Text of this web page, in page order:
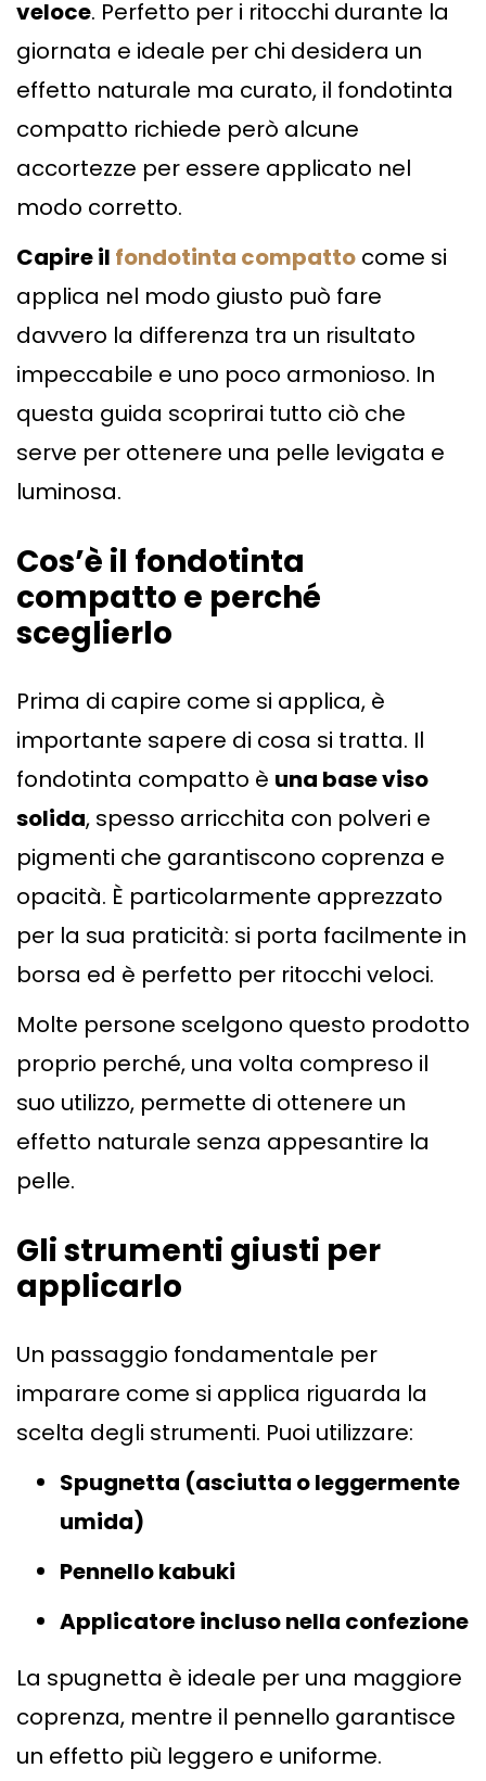
veloce. Perfetto per i ritocchi durante la
giornata e ideale per chi desidera un
effetto naturale ma curato, il fondotinta
compatto richiede però alcune
accortezze per essere applicato nel
modo corretto.
Capire il fondotinta compatto come si
applica nel modo giusto può fare
davvero la differenza tra un risultato
impeccabile e uno poco armonioso. In
questa guida scoprirai tutto ciò che
serve per ottenere una pelle levigata e
luminosa.
Cos’è il fondotinta
compatto e perché
sceglierlo
Prima di capire come si applica, è
importante sapere di cosa si tratta. Il
fondotinta compatto è una base viso
solida, spesso arricchita con polveri e
pigmenti che garantiscono coprenza e
opacità. È particolarmente apprezzato
per la sua praticità: si porta facilmente in
borsa ed è perfetto per ritocchi veloci.
Molte persone scelgono questo prodotto
proprio perché, una volta compreso il
suo utilizzo, permette di ottenere un
effetto naturale senza appesantire la
pelle.
Gli strumenti giusti per
applicarlo
Un passaggio fondamentale per
imparare come si applica riguarda la
scelta degli strumenti. Puoi utilizzare:
Spugnetta (asciutta o leggermente
umida)
Pennello kabuki
Applicatore incluso nella confezione
La spugnetta è ideale per una maggiore
coprenza, mentre il pennello garantisce
un effetto più leggero e uniforme.